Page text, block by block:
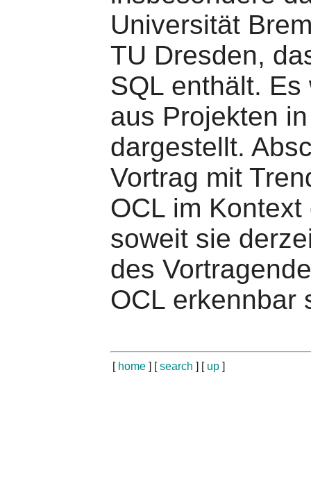
Universität
TU Dresden,
SQL enthält.
aus Projekten
dargestellt.
Vortrag mit
OCL im
soweit sie
des
OCL erkennbar
[ home ] [search ] [ up ]